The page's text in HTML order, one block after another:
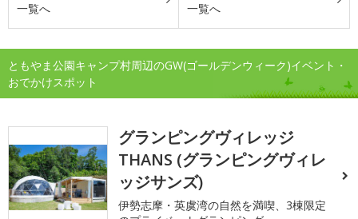
一覧へ
一覧へ
ともやま公園キャンプ村周辺のGW(ゴールデンウィーク)イベント・
おでかけスポット
グランピングヴィレッジ
THANS (グランピングヴィレ
ッジサンズ)
伊勢志摩・英虞湾の自然を満喫、3棟限定